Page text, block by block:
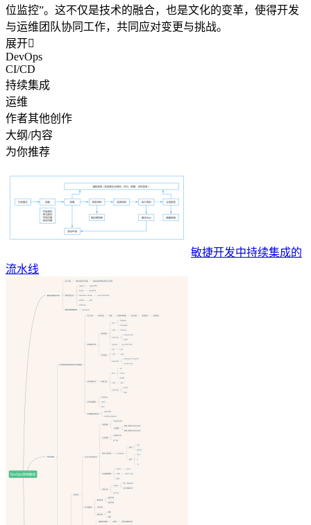
位监控”。这不仅是技术的融合，也是文化的变革，使得开发
与运维团队协同工作，共同应对变更与挑战。
展开
DevOps
CI/CD
持续集成
运维
作者其他创作
大纲/内容
为你推荐
敏捷开发中持续集成的
流水线